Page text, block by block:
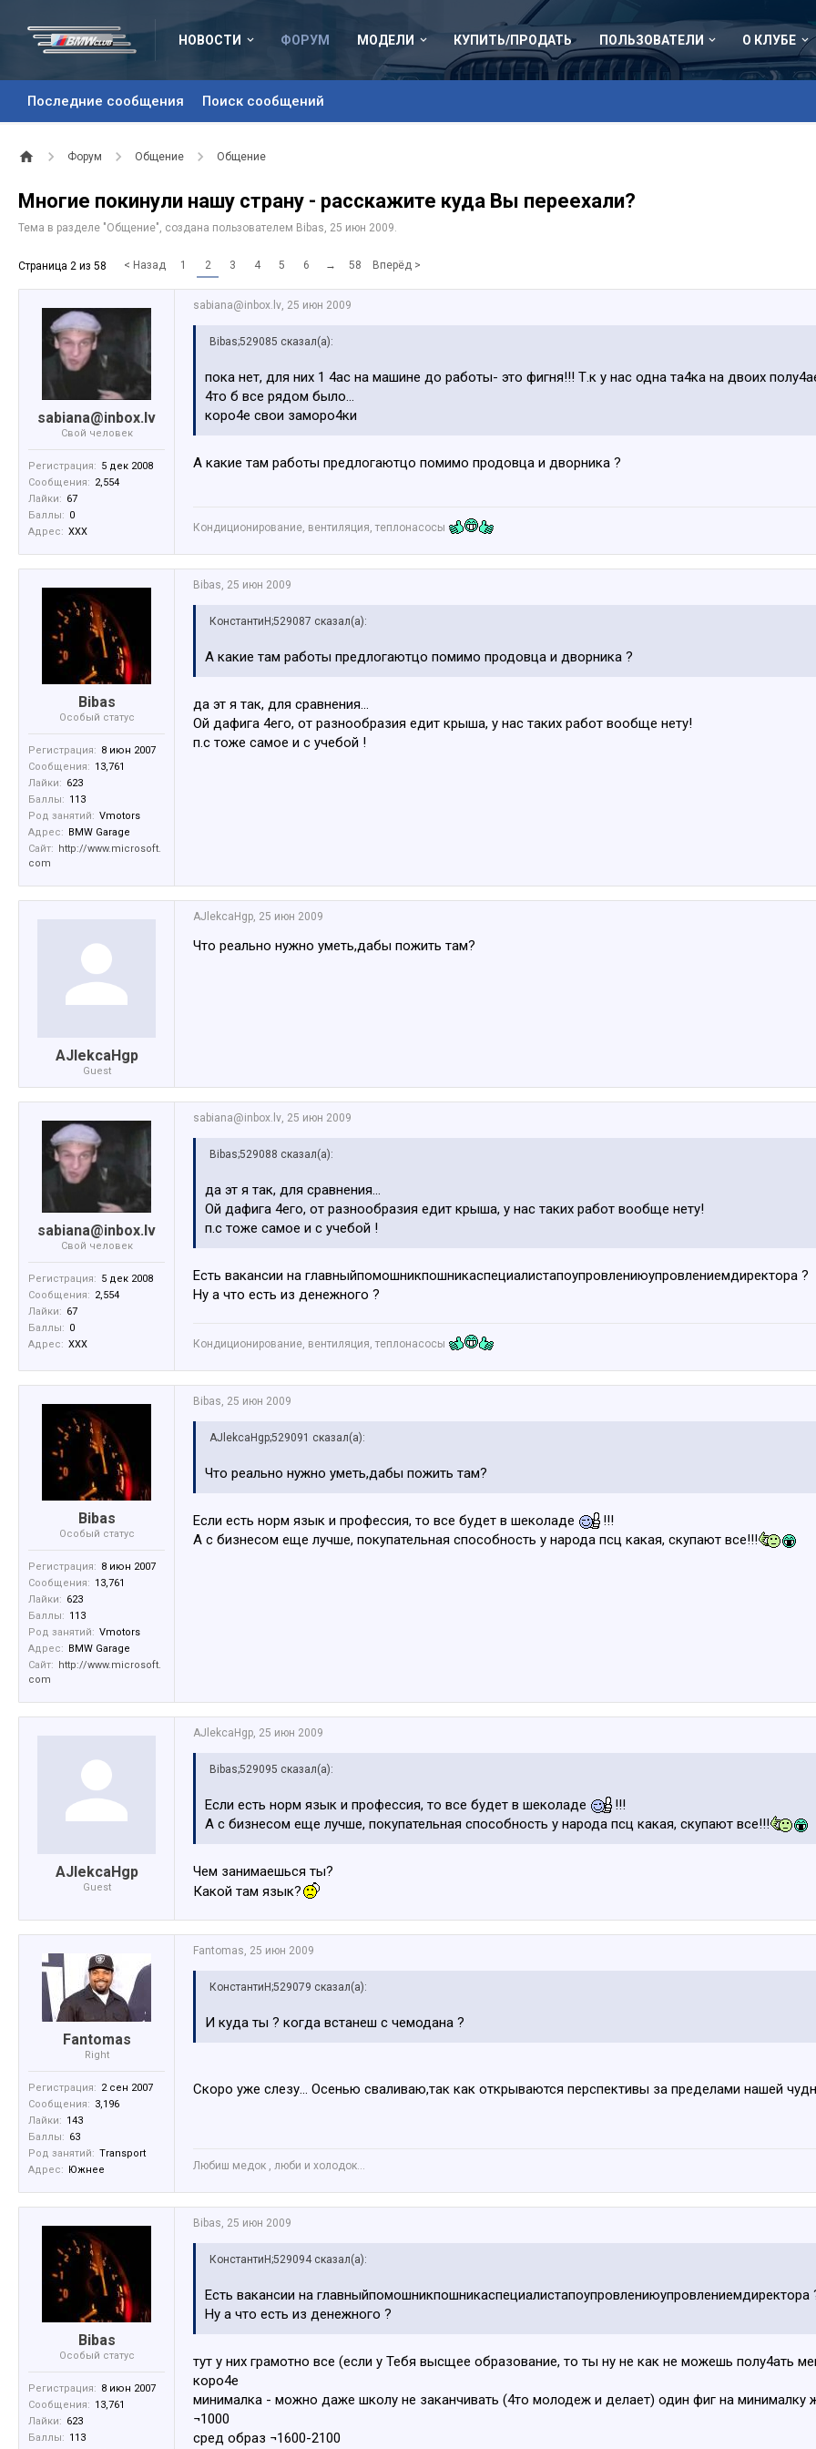
НОВОСТИ ФОРУМ
Последние сообщения Поиск сообщений
МОДЕЛИ КУПИТЬ/ПРОДАТЬ ПОЛЬЗОВАТЕЛИ О КЛУБЕ
Форум Общение Общение
Многие покинули нашу страну - расскажите куда Вы переехали?
Тема в разделе "Общение", создана пользователем Bibas, 25 июн 2009.
Страница 2 из 58 < Назад 1 2 3 4 5 6 → 58 Вперёд >
sabiana@inbox.lv
Свой человек
Регистрация: 5 дек 2008
Сообщения: 2,554
Лайки: 67
Баллы: 0
Адрес: XXX
sabiana@inbox.lv, 25 июн 2009
Bibas;529085 сказал(а):
пока нет, для них 1 4ас на машине до работы- это фигня!!! Т.к у нас одна та4ка на двоих
4то б все рядом было...
коро4е свои заморо4ки
А какие там работы предлогаютцо помимо продовца и дворника ?
Кондиционирование, вентиляция, теплонасосы
Bibas
Особый статус
Регистрация: 8 июн 2007
Сообщения: 13,761
Лайки: 623
Баллы: 113
Род занятий: Vmotors
Адрес: BMW Garage
Сайт: http://www.microsoft.
com
Bibas, 25 июн 2009
КонстантиН;529087 сказал(а):
А какие там работы предлогаютцо помимо продовца и дворника ?
да эт я так, для сравнения...
Ой дафига 4его, от разнообразия едит крыша, у нас таких работ вообще нету!
п.с тоже самое и с учебой !
AJlekcaHgp
Guest
AJlekcaHgp, 25 июн 2009
Что реально нужно уметь,дабы пожить там?
sabiana@inbox.lv
Свой человек
Регистрация: 5 дек 2008
Сообщения: 2,554
Лайки: 67
Баллы: 0
Адрес: XXX
sabiana@inbox.lv, 25 июн 2009
Bibas;529088 сказал(а):
да эт я так, для сравнения...
Ой дафига 4его, от разнообразия едит крыша, у нас таких работ вообще нету!
п.с тоже самое и с учебой !
Есть вакансии на главныйпомошникпошникаспециалистапоупровлениюупровлениемдиректора ?
Ну а что есть из денежного ?
Кондиционирование, вентиляция, теплонасосы
Bibas
Особый статус
Регистрация: 8 июн 2007
Сообщения: 13,761
Лайки: 623
Баллы: 113
Род занятий: Vmotors
Адрес: BMW Garage
Сайт: http://www.microsoft.
com
Bibas, 25 июн 2009
AJlekcaHgp;529091 сказал(а):
Что реально нужно уметь,дабы пожить там?
Если есть норм язык и профессия, то все будет в шеколаде
!!!
А с бизнесом еще лучше, покупательная способность у народа псц какая, скупают все!!!
AJlekcaHgp
Guest
AJlekcaHgp, 25 июн 2009
Bibas;529095 сказал(а):
Если есть норм язык и профессия, то все будет в шеколаде
!!!
А с бизнесом еще лучше, покупательная способность у народа псц какая, скупают все!!!
Чем занимаешься ты?
Какой там язык?
Fantomas
Right
Регистрация: 2 сен 2007
Сообщения: 3,196
Лайки: 143
Баллы: 63
Род занятий: Transport
Адрес: Южнее
Fantomas, 25 июн 2009
КонстантиН;529079 сказал(а):
И куда ты ? когда встанеш с чемодана ?
Скоро уже слезу... Осенью сваливаю,так как открываются перспективы за пределами нашей
Любиш медок , люби и холодок...
Bibas
Особый статус
Регистрация: 8 июн 2007
Сообщения: 13,761
Лайки: 623
Баллы: 113
Bibas, 25 июн 2009
КонстантиН;529094 сказал(а):
Есть вакансии на главныйпомошникпошникаспециалистапоупровлениюупровлениемдиректора
Ну а что есть из денежного ?
тут у них грамотно все (если у Тебя высщее образование, то ты ну не как не можешь полу4ать
коро4е
минималка - можно даже школу не заканчивать (4то молодеж и делает) один фиг на
¬1000
сред образ ¬1600-2100